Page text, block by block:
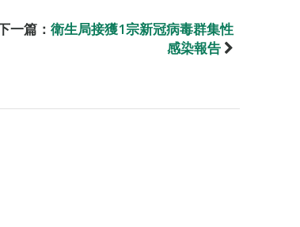
一篇： 衛生局接獲1宗新冠病毒群集性
感染報告